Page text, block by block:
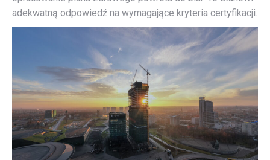
adekwatną odpowiedź na wymagające kryteria certyfikacji.